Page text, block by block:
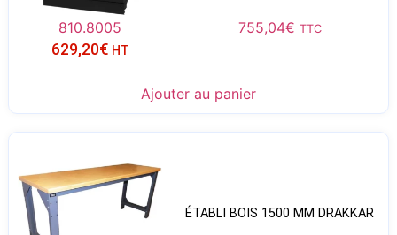
810.8005 755,04€ TTC
629,20€ HT
Ajouter au panier
ÉTABLI BOIS 1500 MM DRAKKAR